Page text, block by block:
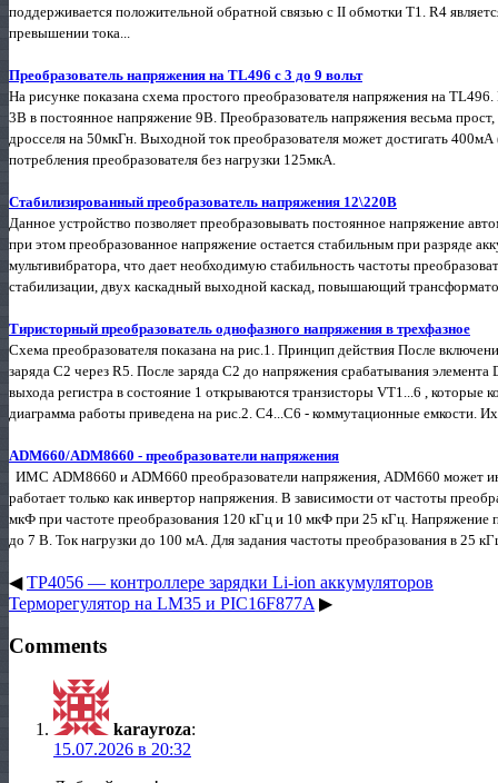
поддерживается положительной обратной связью с II обмотки Т1. R4
превышении тока...
Преобразователь напряжения на TL496 с 3 до 9 вольт
На рисунке показана схема простого преобразователя напряжения на
3В в постоянное напряжение 9В. Преобразователь напряжения весьма
дросселя на 50мкГн. Выходной ток преобразователя может достигать
потребления преобразователя без нагрузки 125мкА.
Стабилизированный преобразователь напряжения 12\220В
Данное устройство позволяет преобразовывать постоянное напряжение
при этом преобразованное напряжение остается стабильным при разряде
мультивибратора, что дает необходимую стабильность частоты
стабилизации, двух каскадный выходной каскад, повышающий
Тиристорный преобразователь однофазного напряжения в трехфазное
Схема преобразователя показана на рис.1. Принцип действия После
заряда С2 через R5. После заряда С2 до напряжения срабатывания элемента
выхода регистра в состояние 1 открываются транзисторы VT1...6 ,
диаграмма работы приведена на рис.2. С4...С6 - коммутационные емкости.
ADM660/ADM8660 - преобразователи напряжения
ИМС ADM8660 и ADM660 преобразователи напряжения, ADM660 может
работает только как инвертор напряжения. В зависимости от частоты
мкФ при частоте преобразования 120 кГц и 10 мкФ при 25 кГц. Напряжение
до 7 В. Ток нагрузки до 100 мА. Для задания частоты преобразования в 25
◀TP4056 — контроллере зарядки Li-ion аккумуляторов
Терморегулятор на LM35 и PIC16F877A ▶
Comments
karayroza:
15.07.2026 в 20:32